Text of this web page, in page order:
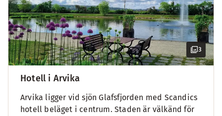
3
Hotell i Arvika
Arvika ligger vid sjön Glafsfjorden med Scandics
hotell beläget i centrum. Staden är välkänd för